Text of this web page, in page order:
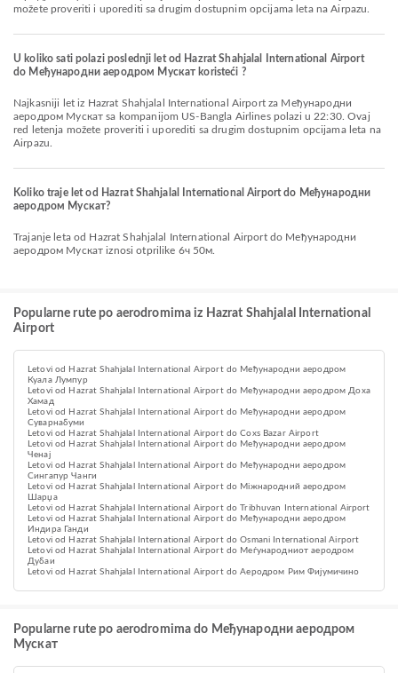
možete proveriti i uporediti sa drugim dostupnim opcijama leta na Airpazu.
U koliko sati polazi poslednji let od Hazrat Shahjalal International Airport
do Међународни аеродром Мускат koristeći ?
Najkasniji let iz Hazrat Shahjalal International Airport za Међународни
аеродром Мускат sa kompanijom US-Bangla Airlines polazi u 22:30. Ovaj
red letenja možete proveriti i uporediti sa drugim dostupnim opcijama leta na
Airpazu.
Koliko traje let od Hazrat Shahjalal International Airport do Међународни
аеродром Мускат?
Trajanje leta od Hazrat Shahjalal International Airport do Међународни
аеродром Мускат iznosi otprilike 6ч 50м.
Popularne rute po aerodromima iz Hazrat Shahjalal International
Airport
Letovi od Hazrat Shahjalal International Airport do Међународни аеродром
Куала Лумпур
Letovi od Hazrat Shahjalal International Airport do Међународни аеродром Доха
Хамад
Letovi od Hazrat Shahjalal International Airport do Међународни аеродром
Суварнабуми
Letovi od Hazrat Shahjalal International Airport do Coxs Bazar Airport
Letovi od Hazrat Shahjalal International Airport do Међународни аеродром
Ченај
Letovi od Hazrat Shahjalal International Airport do Међународни аеродром
Сингапур Чанги
Letovi od Hazrat Shahjalal International Airport do Міжнародний аеродром
Шарџа
Letovi od Hazrat Shahjalal International Airport do Tribhuvan International Airport
Letovi od Hazrat Shahjalal International Airport do Међународни аеродром
Индира Ганди
Letovi od Hazrat Shahjalal International Airport do Osmani International Airport
Letovi od Hazrat Shahjalal International Airport do Меѓународниот аеродром
Дубаи
Letovi od Hazrat Shahjalal International Airport do Аеродром Рим Фијумичино
Popularne rute po aerodromima do Међународни аеродром
Мускат